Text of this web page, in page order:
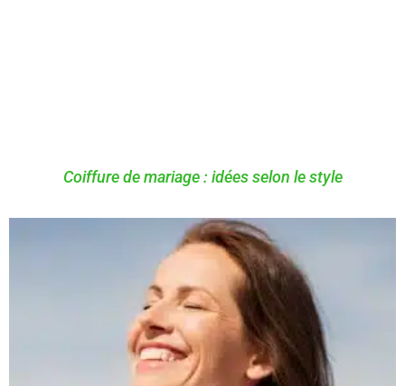
Coiffure de mariage : idées selon le style